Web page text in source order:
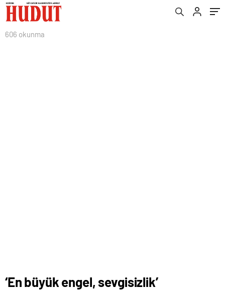
606 okunma
‘En büyük engel, sevgisizlik’